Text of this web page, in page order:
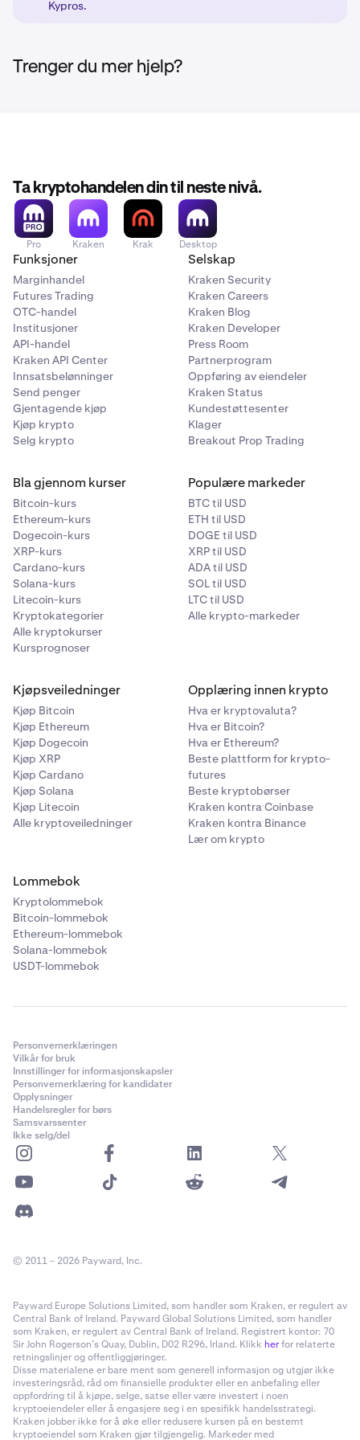
klientklassifisering.
Kypros.
Trenger du mer hjelp?
Ta kryptohandelen din til neste nivå.
Pro Kraken Krak Desktop
Funksjoner
Marginhandel
Futures Trading
OTC-handel
Institusjoner
API-handel
Kraken API Center
Innsatsbelønninger
Send penger
Gjentagende kjøp
Kjøp krypto
Selg krypto
Selskap
Kraken Security
Kraken Careers
Kraken Blog
Kraken Developer
Press Room
Partnerprogram
Oppføring av eiendeler
Kraken Status
Kundestøttesenter
Klager
Breakout Prop Trading
Bla gjennom kurser
Bitcoin-kurs
Ethereum-kurs
Dogecoin-kurs
XRP-kurs
Cardano-kurs
Solana-kurs
Litecoin-kurs
Kryptokategorier
Alle kryptokurser
Kursprognoser
Populære markeder
BTC til USD
ETH til USD
DOGE til USD
XRP til USD
ADA til USD
SOL til USD
LTC til USD
Alle krypto-markeder
Kjøpsveiledninger
Kjøp Bitcoin
Kjøp Ethereum
Kjøp Dogecoin
Kjøp XRP
Kjøp Cardano
Kjøp Solana
Kjøp Litecoin
Alle kryptoveiledninger
Opplæring innen krypto
Hva er kryptovaluta?
Hva er Bitcoin?
Hva er Ethereum?
Beste plattform for krypto-
futures
Beste kryptobørser
Kraken kontra Coinbase
Kraken kontra Binance
Lær om krypto
Lommebok
Kryptolommebok
Bitcoin-lommebok
Ethereum-lommebok
Solana-lommebok
USDT-lommebok
Personvernerklæringen
Vilkår for bruk
Innstillinger for informasjonskapsler
Personvernerklæring for kandidater
Opplysninger
Handelsregler for børs
Samsvarssenter
Ikke selg/del
© 2011 – 2026 Payward, Inc.
Payward Europe Solutions Limited, som handler som Kraken, er regulert av
Central Bank of Ireland. Payward Global Solutions Limited, som handler
som Kraken, er regulert av Central Bank of Ireland. Registrert kontor: 70
Sir John Rogerson’s Quay, Dublin, D02 R296, Irland. Klikk herfor relaterte
retningslinjer og offentliggjøringer.
Disse materialene er bare ment som generell informasjon og utgjør ikke
investeringsråd, råd om finansielle produkter eller en anbefaling eller
oppfordring til å kjøpe, selge, satse eller være investert i noen
kryptoeiendeler eller å engasjere seg i en spesifikk handelsstrategi.
Kraken jobber ikke for å øke eller redusere kursen på en bestemt
kryptoeiendel som Kraken gjør tilgjengelig. Markeder med